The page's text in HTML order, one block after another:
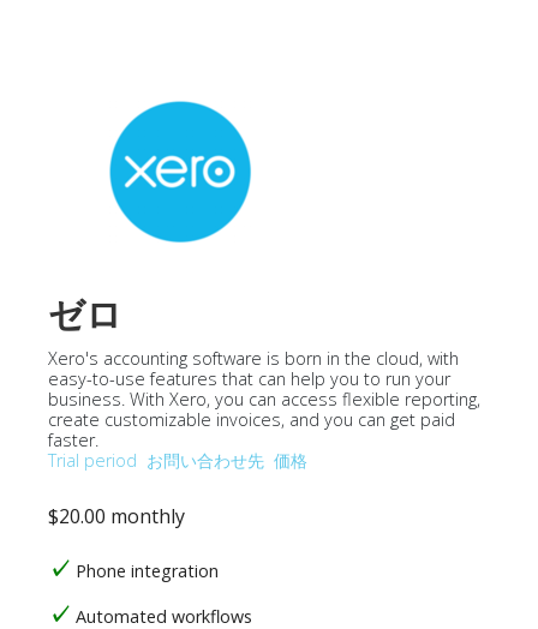
ゼロ
Xero's accounting software is born in the cloud, with
easy-to-use features that can help you to run your
business. With Xero, you can access flexible reporting,
create customizable invoices, and you can get paid
faster.
Trial period お問い合わせ先 価格
$20.00 monthly
Phone integration
Automated workflows